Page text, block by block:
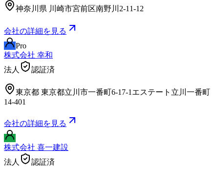
神奈川県 川崎市宮前区南野川2-11-12
会社の詳細を見る
Pro
株式会社 幸和
法人
認証済
東京都 東京都立川市一番町6-17-1エステート立川一番町
14-401
会社の詳細を見る
株式会社 喜一建設
法人
認証済